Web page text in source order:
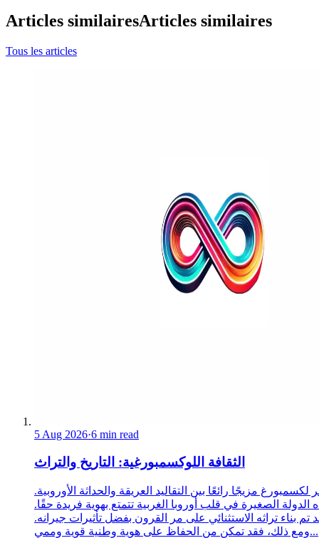
Articles similairesArticles similaires
Tous les articles
5 Aug 2026·6 min read
الثقافة اللوكسمبورغية: التاريخ والتراث
لكسمبورغ مزيجًا رائعًا بين التقاليد العريقة والحداثة الأوروبية.
الدولة الصغيرة في قلب أوروبا الغربية تتمتع بهوية فريدة حقًا.
تم بناء تراثه الاستثنائي على مر القرون بفضل تأثيرات جيرانه.
ومع ذلك، فقد تمكن من الحفاظ على هوية وطنية قوية وممي...